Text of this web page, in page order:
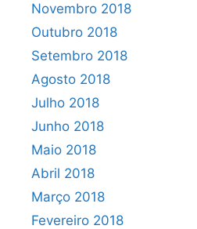
Novembro 2018
Outubro 2018
Setembro 2018
Agosto 2018
Julho 2018
Junho 2018
Maio 2018
Abril 2018
Março 2018
Fevereiro 2018